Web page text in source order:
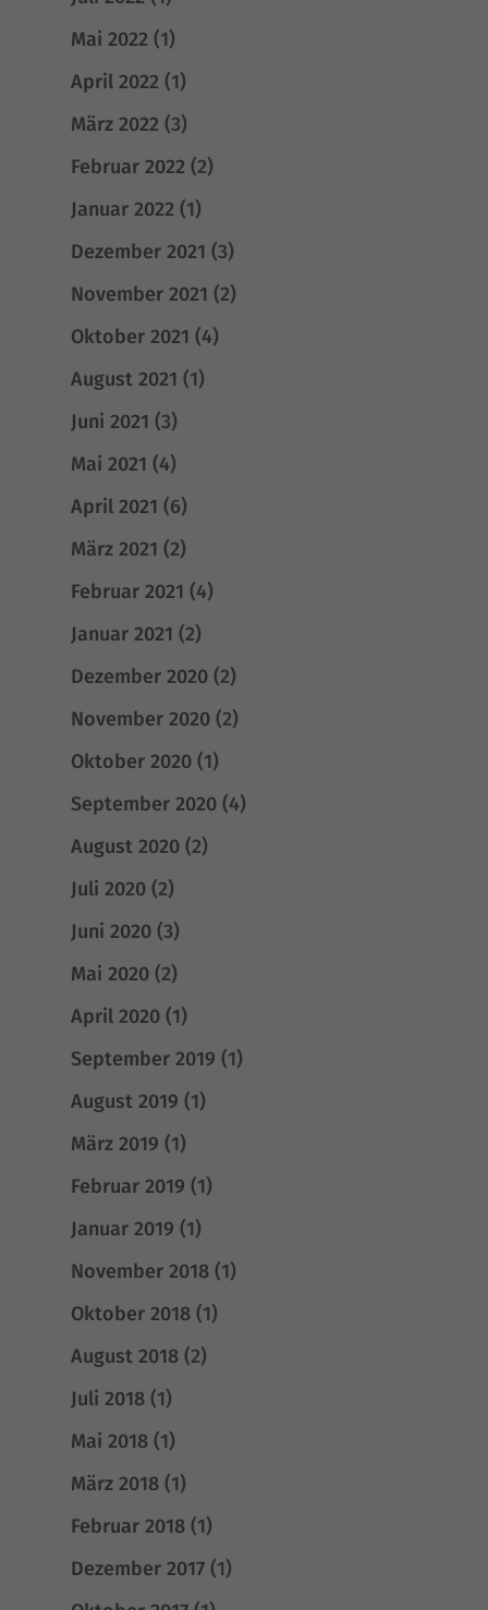
Mai 2022 (1)
April 2022 (1)
März 2022 (3)
Februar 2022 (2)
Januar 2022 (1)
Dezember 2021 (3)
November 2021 (2)
Oktober 2021 (4)
August 2021 (1)
Juni 2021 (3)
Mai 2021 (4)
April 2021 (6)
März 2021 (2)
Februar 2021 (4)
Januar 2021 (2)
Dezember 2020(2)
November 2020(2)
Oktober 2020(1)
September 2020(4)
August 2020(2)
Juli 2020(2)
Juni 2020(3)
Mai 2020(2)
April 2020(1)
September 2019 (1)
August 2019 (1)
März 2019 (1)
Februar 2019 (1)
Januar 2019 (1)
November 2018(1)
Oktober 2018(1)
August 2018(2)
Juli 2018(1)
Mai 2018(1)
März 2018(1)
Februar 2018(1)
Dezember 2017(1)
Essenzielle Cookies ermöglichen grundlegende Funktionen und sind für die
Cookie-Informationen anzeigen
Statistiken (1)
Statistik Cookies erfassen Informationen anonym. Diese Informationen helfen
Externe Medien (4)
Inhalte von Videoplattformen und Social-Media-Plattformen werden
werden, bedarf der Zugriff auf diese Inhalte keiner manuellen Einwilligung
Cookie-Informationen anzeigen